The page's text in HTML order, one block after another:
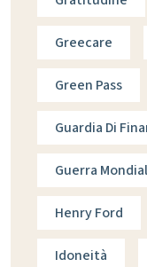
Greecare
Green Pass
Guardia Di
Guerra
Henry Ford
Idoneità